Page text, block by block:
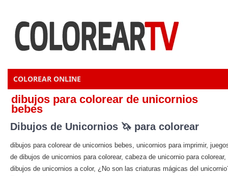
COLOREAR ONLINE
dibujos para colorear de unicornios
bebes
Dibujos de Unicornios 🦄 para colorear
dibujos para colorear de unicornios bebes, unicornios para imprimir,
de dibujos de unicornios para colorear, cabeza de unicornio para colorear,
dibujos de unicornios a color, ¿No son las criaturas mágicas del